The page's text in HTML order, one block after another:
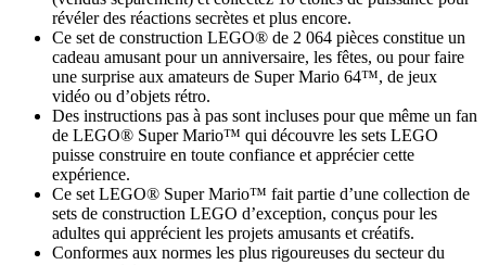
révéler des réactions secrètes et plus encore.
Ce set de construction LEGO® de 2 064 pièces constitue un
cadeau amusant pour un anniversaire, les fêtes, ou pour faire
une surprise aux amateurs de Super Mario 64™, de jeux
vidéo ou d’objets rétro.
Des instructions pas à pas sont incluses pour que même un fan
de LEGO® Super Mario™ qui découvre les sets LEGO
puisse construire en toute confiance et apprécier cette
expérience.
Ce set LEGO® Super Mario™ fait partie d’une collection de
sets de construction LEGO d’exception, conçus pour les
adultes qui apprécient les projets amusants et créatifs.
Conformes aux normes les plus rigoureuses du secteur du